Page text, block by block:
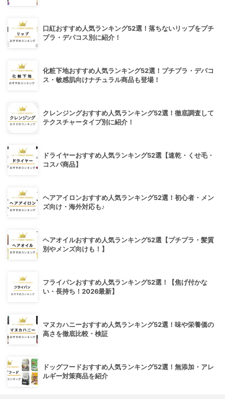
口紅おすすめ人気ランキング52選！落ちないリップをプチ
プラ・デパコス別に紹介！
化粧下地おすすめ人気ランキング52選！プチプラ・デパコ
ス・敏感肌向けナチュラル商品も登場！
クレンジングおすすめ人気ランキング52選！徹底調査して
テクスチャータイプ別に紹介！
ドライヤーおすすめ人気ランキング52選【速乾・くせ毛・
コスパ商品】
ヘアアイロンおすすめ人気ランキング52選！初心者・メン
ズ向け・海外対応も♪
ヘアオイルおすすめ人気ランキング52選【プチプラ・髪質
別やメンズ向けも！】
フライパンおすすめ人気ランキング52選！【焦げ付かな
い・長持ち！2026最新】
マヌカハニーおすすめ人気ランキング52選！味や栄養価の
高さを徹底比較・検証
ドッグフードおすすめ人気ランキング52選！無添加・アレ
ルギー対策商品を紹介